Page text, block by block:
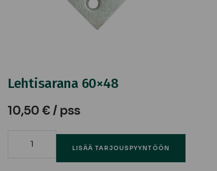
Lehtisarana 60×48
10,50 € / pss
Lehtisarana
LISÄÄ TARJOUSPYYNTÖÖN